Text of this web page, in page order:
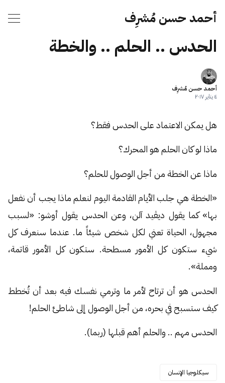
أحمد حسن مُشرِف
الحدس .. الحلم .. والخطة
أحمد حسن مُشرِف
٤ يناير ٢٠١٧
هل يمكن الاعتماد على الحدس فقط؟
ماذا لو كان الحلم هو المحرك؟
ماذا عن الخطة من أجل الوصول للحلم؟
«الخطة هي جلب الأيام القادمة اليوم لنعلم ماذا يجب أن نفعل
بها» كما يقول ديڤيد آلن، وعن الحدس يقول أوشو: «لسبب
مجهول، الحياة تعني لكل شخص شيئاً ما. عندما سنعرف كل
شيء ستكون كل الأمور مسطحة. ستكون كل الأمور قاتمة،
ومملة».
الحدس هو أن ترتاح لأمر ما وترمي نفسك فيه بعد أن تُخطط
كيف ستسبح في بحره، من أجل الوصول إلى شاطئ الحلم!
الحدس مهم .. والحلم أهم قبلها (ربما).
سيكلوجيا الإنسان